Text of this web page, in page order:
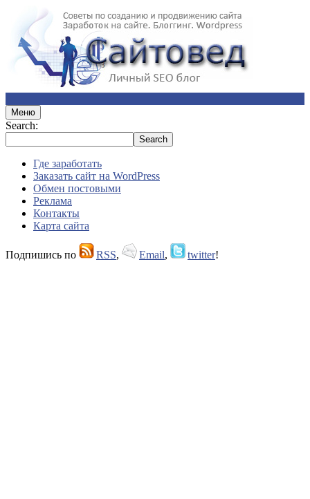
Меню
Search:
Где заработать
Заказать сайт на WordPress
Обмен постовыми
Реклама
Контакты
Карта сайта
Подпишись по RSS, Email, twitter!